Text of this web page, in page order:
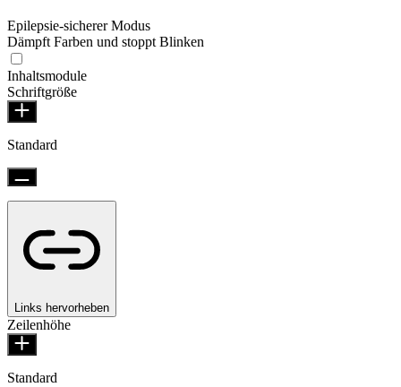
Epilepsie-sicherer Modus
Dämpft Farben und stoppt Blinken
Inhaltsmodule
Schriftgröße
Standard
Links hervorheben
Zeilenhöhe
Standard